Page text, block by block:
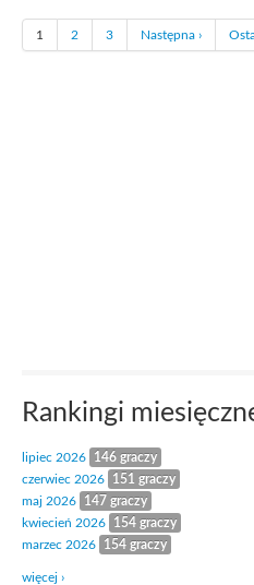
1 2 3 Następna ›
Rankingi
lipiec 2026
146 graczy
czerwiec 2026
151 graczy
maj 2026
147 graczy
kwiecień 2026
154 graczy
marzec 2026
154 graczy
więcej ›